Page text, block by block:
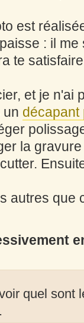
est
: il
te
et je n'ai
un décapant
la
autres que
quel sont